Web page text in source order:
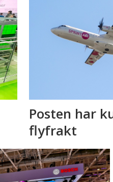
Posten har
flyfrakt